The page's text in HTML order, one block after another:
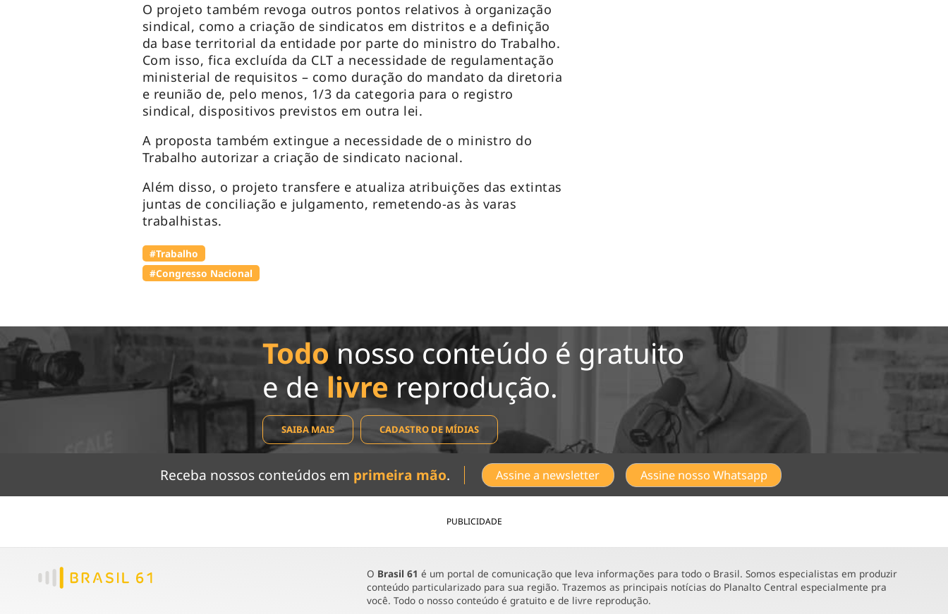
O projeto também revoga outros pontos relativos à organização
sindical, como a criação de sindicatos em distritos e a definição
da base territorial da entidade por parte do ministro do Trabalho.
Com isso, fica excluída da CLT a necessidade de regulamentação
ministerial de requisitos – como duração do mandato da diretoria
e reunião de, pelo menos, 1/3 da categoria para o registro
sindical, dispositivos previstos em outra lei.
A proposta também extingue a necessidade de o ministro do
Trabalho autorizar a criação de sindicato nacional.
Além disso, o projeto transfere e atualiza atribuições das extintas
juntas de conciliação e julgamento, remetendo-as às varas
trabalhistas.
#Trabalho
#Congresso Nacional
Todonosso conteúdo é gratuito
e de livre reprodução.
SAIBA MAIS CADASTRO DE MÍDIAS
Receba nossos conteúdos em primeira mão. Assine a newsletter Assine nosso Whatsapp
PUBLICIDADE
O Brasil 61 é um portal de comunicação que leva informações para todo o Brasil. Somos especialistas em produzir
conteúdo particularizado para sua região. Trazemos as principais notícias do Planalto Central especialmente pra
você. Todo o nosso conteúdo é gratuito e de livre reprodução.